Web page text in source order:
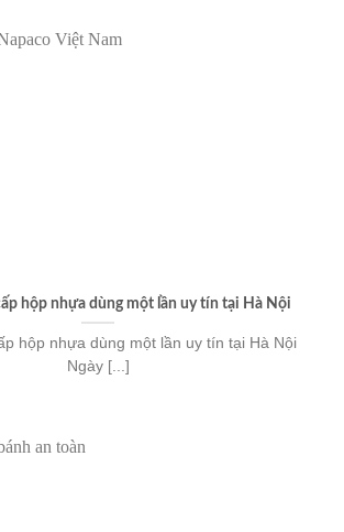
hộp nhựa dùng một lần uy tín tại Hà Nội
hộp nhựa dùng một lần uy tín tại Hà Nội
Ngày [...]